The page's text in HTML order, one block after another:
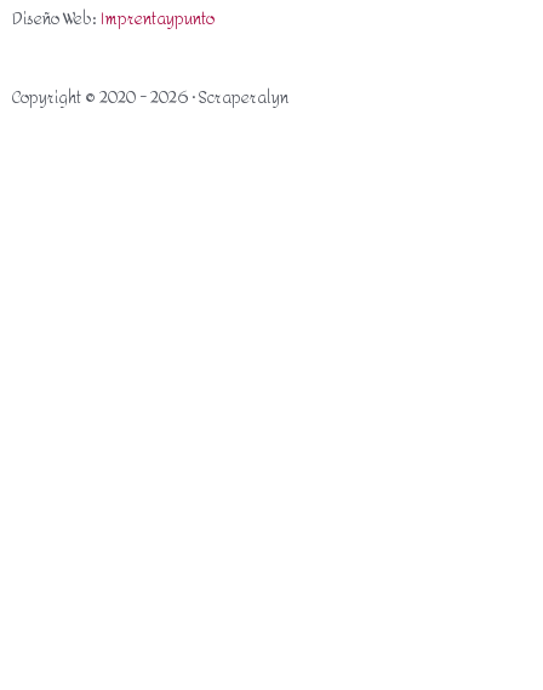
Diseño Web:Imprentaypunto
Copyright © 2020 - 2026 · Scraperalyn